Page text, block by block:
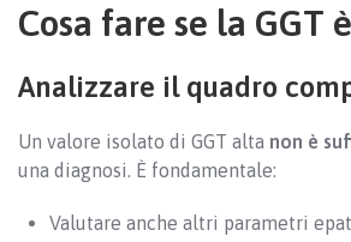
Cosa fare se la GGT
Analizzare il quadro
Un valore isolato di GGT alta non è
una diagnosi. È fondamentale:
Valutare anche altri parametri